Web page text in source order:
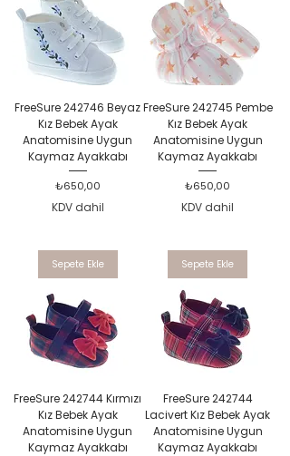
FreeSure 242746 Beyaz
Kız Bebek Ayak
Anatomisine Uygun
Kaymaz Ayakkabı
Fiyat
₺650,00
KDV dahil
Sepete Ekle
FreeSure 242745 Pembe
Kız Bebek Ayak
Anatomisine Uygun
Kaymaz Ayakkabı
Fiyat
₺650,00
KDV dahil
Sepete Ekle
FreeSure 242744 Kırmızı
Kız Bebek Ayak
Anatomisine Uygun
Kaymaz Ayakkabı
FreeSure 242744
Lacivert Kız Bebek Ayak
Anatomisine Uygun
Kaymaz Ayakkabı